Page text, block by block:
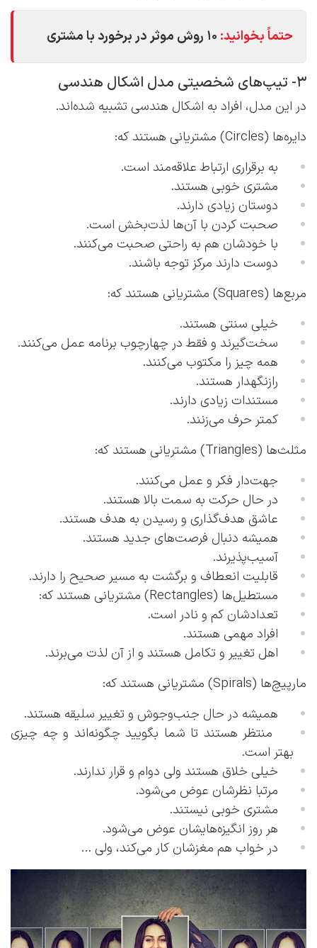
حتماً بخوانید: ۱۰ روش موثر در برخورد با مشتری
3- تیپ‌های شخصیتی مدل اشکال هندسی
در این مدل، افراد به اشکال هندسی تشبیه شده‌اند.
دایره‌ها (Circles) مشتریانی هستند که:
به برقراری ارتباط علاقه‌مند است.
مشتری خوبی هستند.
دوستان زیادی دارند.
صحبت کردن با آن‌ها لذت‌بخش است.
با خودشان هم به راحتی صحبت می‌کنند.
دوست دارند مرکز توجه باشند.
مربع‌ها (Squares) مشتریانی هستند که:
خیلی سنتی هستند.
سخت‌گیرند و فقط در چهارچوب برنامه عمل می‌کنند.
همه چیز را مکتوب می‌کنند.
رازنگهدار هستند.
مستندات زیادی دارند.
کمتر حرف می‌زنند.
مثلث‌ها (Triangles) مشتریانی هستند که:
جهت‌دار فکر و عمل می‌کنند.
در حال حرکت به سمت بالا هستند.
عاشق هدف‌گذاری و رسیدن به هدف هستند.
همیشه دنبال فرصت‌های جدید هستند.
آسیب‌پذیرند.
قابلیت انعطاف و برگشت به مسیر صحیح را دارند.
مستطیل‌ها (Rectangles) مشتریانی هستند که:
تعدادشان کم و نادر است.
افراد مهمی هستند.
اهل تغییر و تکامل هستند و از آن لذت می‌برند.
مارپیچ‌ها (Spirals) مشتریانی هستند که:
همیشه در حال جنب‌وجوش و تغییر سلیقه هستند.
منتظر هستند تا شما بگویید چگونه‌اند و چه چیزی
بهتر است.
خیلی خلاق هستند ولی دوام و قرار ندارند.
مرتبا نظرشان عوض می‌شود.
مشتری خوبی نیستند.
هر روز انگیزه‌هایشان عوض می‌شود.
در خواب هم مغزشان کار می‌کند، ولی ...